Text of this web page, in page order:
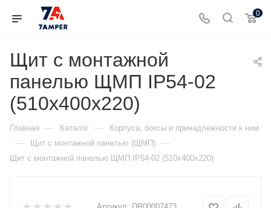
0
Щит с монтажной
панелью ЩМП IP54-02
(510х400х220)
Главная — Каталог — Корпуса, боксы и принадлежности к ним
— Щит с монтажной панелью (ЩМП) —
Щит с монтажной панелью ЩМП IP54-02 (510х400х220)